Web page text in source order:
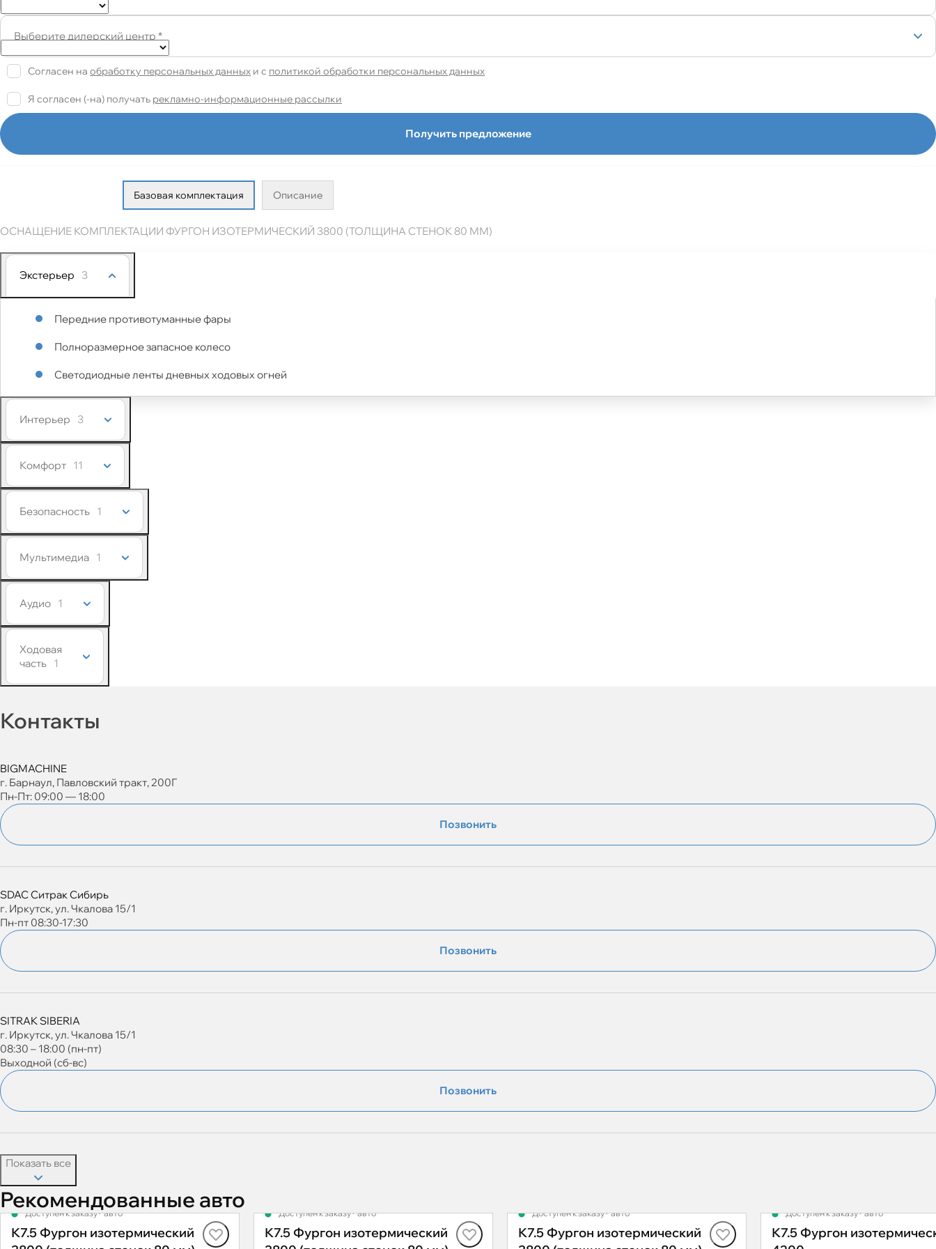
Выберите дилерский центр *
Согласен на обработку персональных данных и c политикой обработки персональных данных
Я согласен (-на) получать рекламно-информационные рассылки
Получить предложение
Базовая комплектация Описание
ОСНАЩЕНИЕ КОМПЛЕКТАЦИИ ФУРГОН ИЗОТЕРМИЧЕСКИЙ 3800 (ТОЛЩИНА СТЕНОК 80 ММ)
Экстерьер 3
Передние противотуманные фары
Полноразмерное запасное колесо
Светодиодные ленты дневных ходовых огней
Интерьер 3
Комфорт 11
Безопасность 1
Мультимедиа 1
Аудио 1
Ходовая
часть 1
Контакты
BIGMACHINE
г. Барнаул, Павловский тракт, 200Г
Пн-Пт: 09:00 — 18:00
Позвонить
SDAC Ситрак Сибирь
г. Иркутск, ул. Чкалова 15/1
Пн-пт 08:30-17:30
Позвонить
SITRAK SIBERIA
г. Иркутск, ул. Чкалова 15/1
08:30 – 18:00 (пн-пт)
Выходной (сб-вс)
Позвонить
Показать все
Рекомендованные авто
Доступен к заказу·авто
К7.5 Фургон изотермический
Доступен к заказу·авто
К7.5 Фургон изотермический
Доступен к заказу·авто
К7.5 Фургон изотермический
Доступен к заказу·авто
К7.5 Фургон